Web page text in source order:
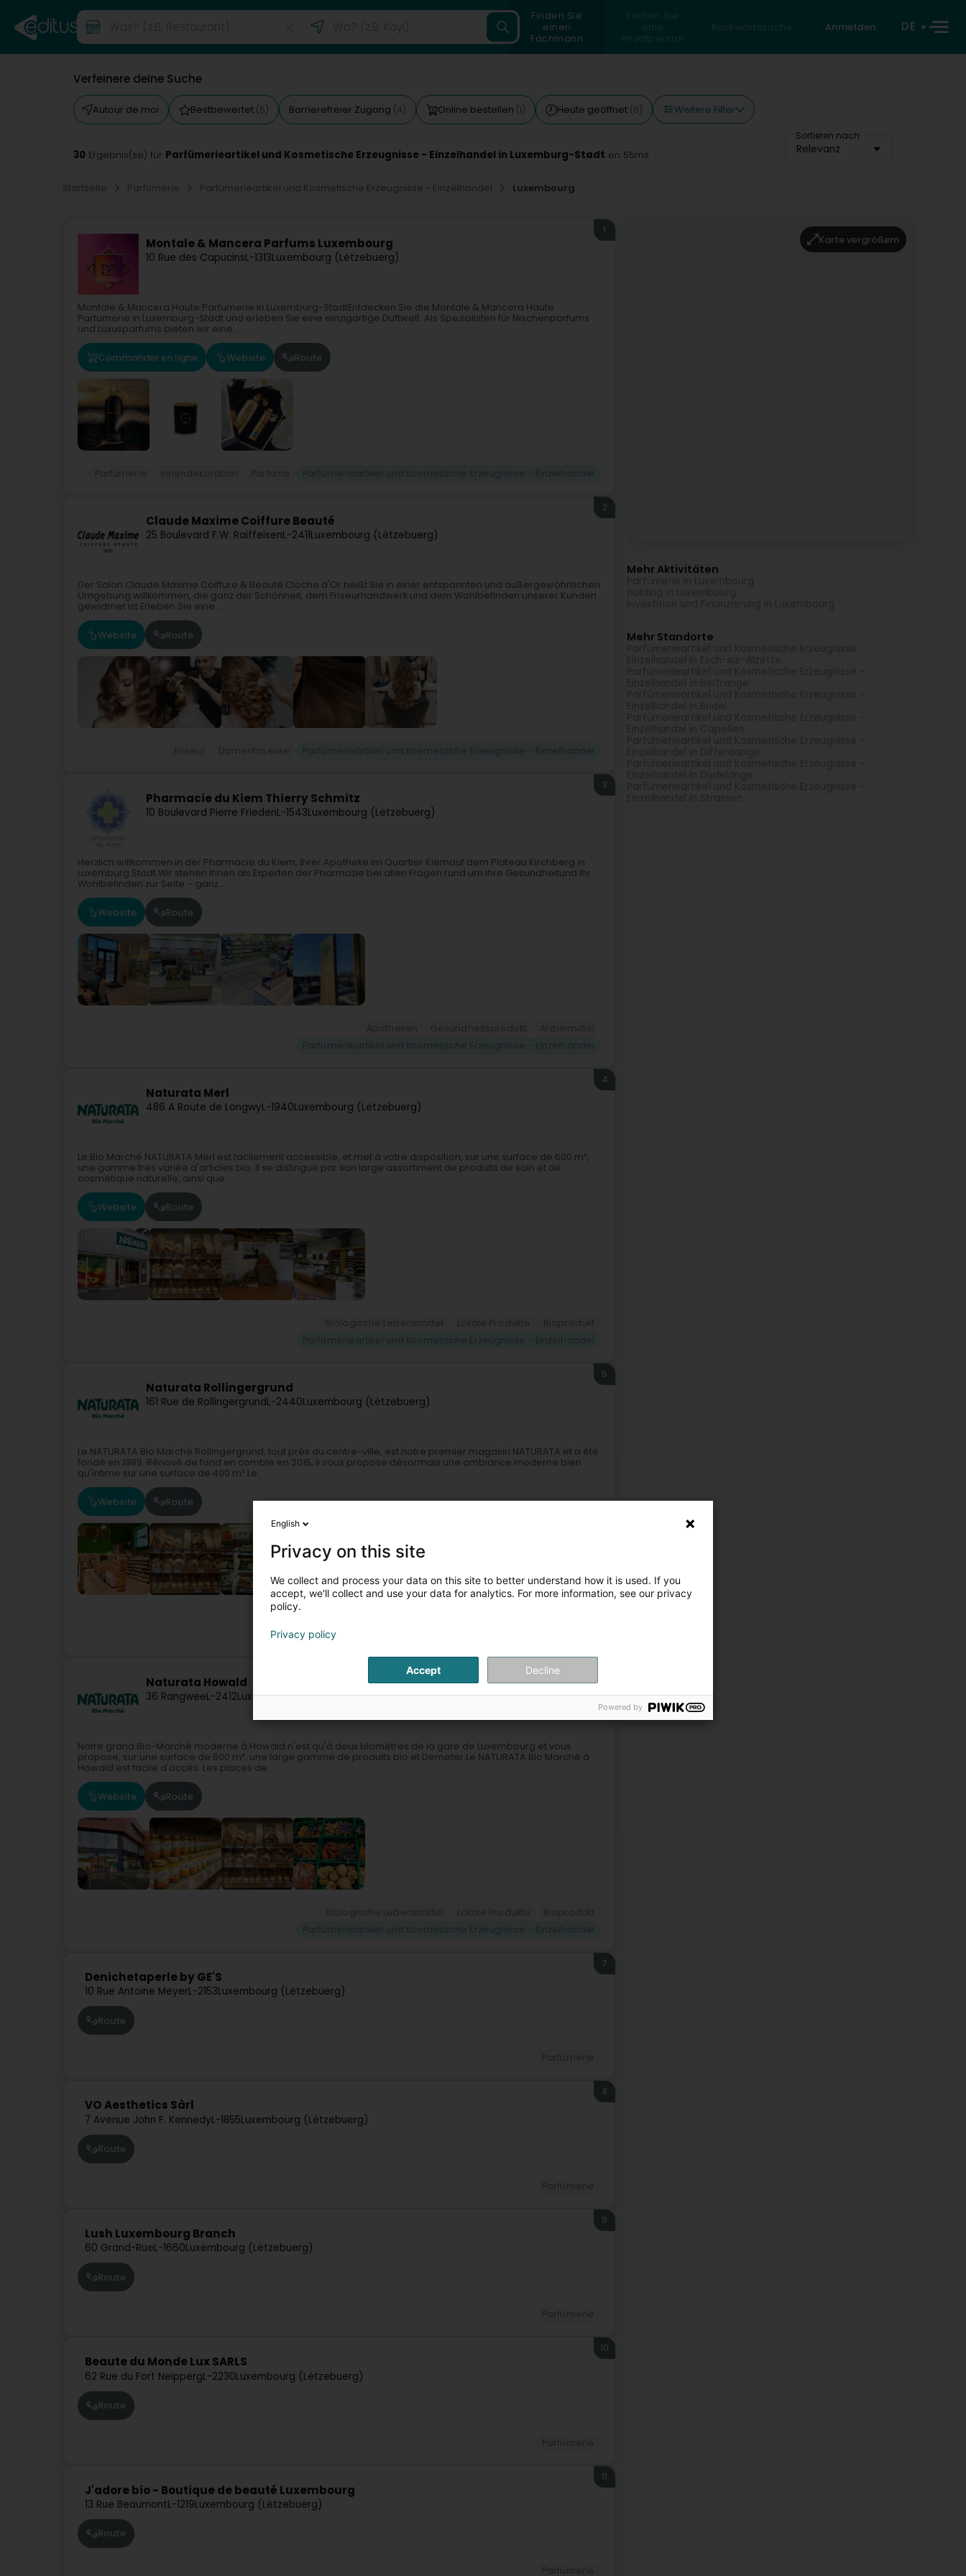
Finden Sie
einen
Fachmann
Finden Sie
eine
Privatperson
Rückwärtssuche Anmelden DE
Verfeinere deine Suche
Autour de moi Bestbewertet (5) Barrierefreier Zugang (4) Online bestellen (1) Heute geöffnet (6) Weitere Filter
Sortieren nach
Relevanz
30 Ergebnis(se) für Parfümerieartikel und Kosmetische Erzeugnisse - Einzelhandel in Luxemburg-Stadt en 55ms
Startseite Parfümerie Parfümerieartikel und Kosmetische Erzeugnisse - Einzelhandel Luxembourg
Montale & Mancera Parfums Luxembourg
10 Rue des CapucinsL-1313Luxembourg (Lëtzebuerg)
1
Montale & Mancera Haute Parfumerie in Luxemburg-StadtEntdecken Sie die Montale & Mancera Haute
Parfumerie in Luxemburg-Stadt und erleben Sie eine einzigartige Duftwelt. Als Spezialisten für Nischenparfums
und Luxusparfums bieten wir eine...
Commander en ligne Website Route
Claude Maxime Coiffure Beauté
25 Boulevard F.W. RaiffeisenL-2411Luxembourg (Lëtzebuerg)
2
Der Salon Claude Maxime Coiffure & Beauté Cloche d'Or heißt Sie in einer entspannten und außergewöhnlichen
Umgebung willkommen, die ganz der Schönheit, dem Friseurhandwerk und dem Wohlbefinden unserer Kunden
gewidmet ist.Erleben Sie eine...
Website Route
Pharmacie du Kiem Thierry Schmitz
10 Boulevard Pierre FriedenL-1543Luxembourg (Lëtzebuerg)
3
Herzlich willkommen in der Pharmacie du Kiem, Ihrer Apotheke im Quartier Kiemauf dem Plateau Kirchberg in
Luxemburg Stadt.Wir stehen Ihnen als Experten der Pharmazie bei allen Fragen rund um Ihre Gesundheitund Ihr
Wohlbefinden zur Seite – ganz...
Website Route
Naturata Merl
486 A Route de LongwyL-1940Luxembourg (Lëtzebuerg)
4
Le Bio Marché NATURATA Merl est facilement accessible, et met à votre disposition, sur une surface de 600 m²,
une gamme très variée d'articles bio. Il se distingue par son large assortiment de produits de soin et de
cosmétique naturelle, ainsi que...
Website Route
Naturata Rollingergrund
161 Rue de RollingergrundL-2440Luxembourg (Lëtzebuerg)
5
Le NATURATA Bio Marché Rollingergrund, tout près du centre-ville, est notre premier magasin NATURATA et a été
fondé en 1989. Rénové de fond en comble en 2015, il vous propose désormais une ambiance moderne bien
qu'intime sur une surface de 400 m².Le...
Website Route
Parfümerieartikel und Kosmetische Erzeugnisse - Einzelhandel
Naturata Howald
36 RangweeL-2412Luxembourg (Lëtzebuerg)
Notre grand Bio-Marché moderne à Howald n'est qu'à deux kilomètres de la gare de Luxembourg et vous
propose, sur une surface de 500 m², une large gamme de produits bio et Demeter.Le NATURATA Bio Marché à
Howald est facile d'accès. Les places de...
Website Route
Denichetaperle by GE'S
10 Rue Antoine MeyerL-2153Luxembourg (Lëtzebuerg)
7
Route
VO Aesthetics Sàrl
7 Avenue John F. KennedyL-1855Luxembourg (Lëtzebuerg)
8
Route
Lush Luxembourg Branch
60 Grand-RueL-1660Luxembourg (Lëtzebuerg)
9
Route
Beaute du Monde Lux SARLS
62 Rue du Fort NeippergL-2230Luxembourg (Lëtzebuerg)
10
Route
J'adore bio - Boutique de beauté Luxembourg
13 Rue BeaumontL-1219Luxembourg (Lëtzebuerg)
11
Route
Karte vergrößern
Mehr Aktivitäten
Mehr Standorte
English
Privacy on this site
We collect and process your data on this site to better understand how it is used. If you
accept, we'll collect and use your data for analytics. For more information, see our privacy
policy.
Privacy policy
Accept Decline
Powered by